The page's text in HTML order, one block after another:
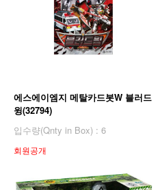
에스에이엠지 메탈카드봇W 블러드
윙(32794)
입수량(Qnty in Box) : 6
회원공개